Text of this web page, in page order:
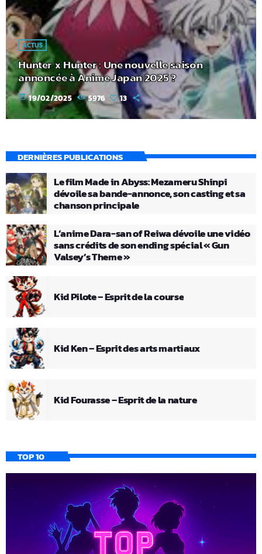
ACTUS
Hunter x Hunter : Une nouvelle saison
annoncée à Anime Japan 2025 ?
today 19/02/2025 5976 13
DERNIÈRES PUBLICATIONS
Le film Made in Abyss: Mezameru Shinpi
dévoile sa bande-annonce, son casting et sa
chanson principale
L’anime Dara-san of Reiwa dévoile une vidéo
sans crédits de son ending spécial « Gun
Valsey’s Theme »
Kid Pilote – Esprit de la course
Kid Ken – Esprit des arts martiaux
Kid Fourasse – Esprit de la nature
TOP 10